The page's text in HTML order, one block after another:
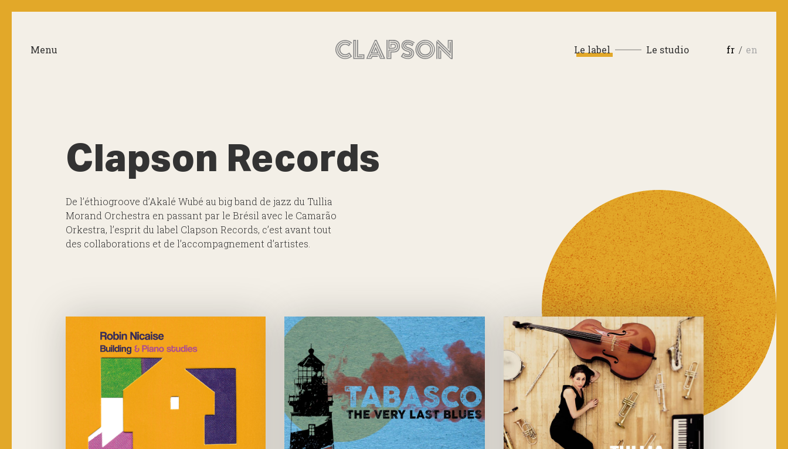
Menu Le label Le studio fr en
Clapson Records
De l’éthiogroove d’Akalé Wubé au big band de jazz du Tullia
Morand Orchestra en passant par le Brésil avec le Camarão
Orkestra, l’esprit du label Clapson Records, c’est avant tout
des collaborations et de l’accompagnement d’artistes.